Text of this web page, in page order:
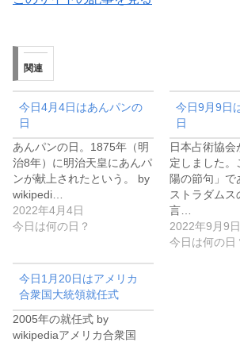
関連
今日4月4日はあんパンの
日
あんパンの日。1875年（明
治8年）に明治天皇にあんパ
ンが献上されたという。 by
wikipedi…
2022年4月4日
今日は何の日？
今日9月9日
日
日本占術協会
定しました。
陽の節句」で
ストラダムス
言…
2022年9月9日
今日は何の日
今日1月20日はアメリカ
合衆国大統領就任式
2005年の就任式 by
wikipediaアメリカ合衆国